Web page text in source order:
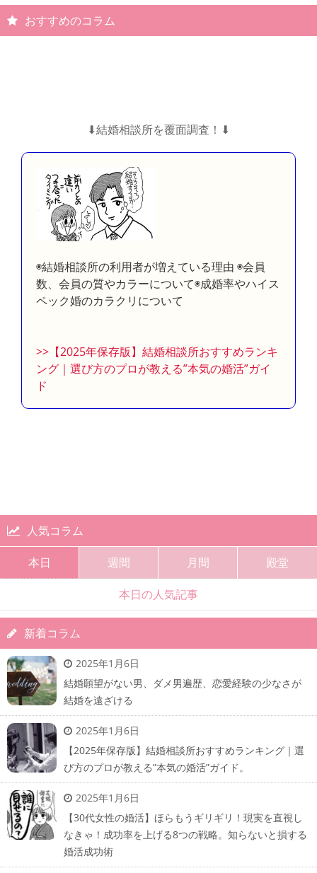
おすすめのコラム
⬇︎結婚相談所を覆面調査！⬇︎
◉結婚相談所の利用者が増えている理由 ◉会員
数、会員の質やカラーについて◉成婚率やハイス
ペック婚のカラクリについて
>>【2025年保存版】結婚相談所おすすめランキ
ング｜選び方のプロが教える”本気の婚活”ガイ
ド
人気コラム
本日 週間 月間 殿堂
本日の人気記事
新着コラム
2025年1月6日
結婚願望がない男、ダメ男遍歴、恋愛経験の少なさが
結婚を遠ざける
2025年1月6日
【2025年保存版】結婚相談所おすすめランキング｜選
び方のプロが教える”本気の婚活”ガイド。
2025年1月6日
【30代女性の婚活】ほらもうギリギリ！現実を直視し
なきゃ！成功率を上げる8つの戦略。知らないと損する
婚活成功術